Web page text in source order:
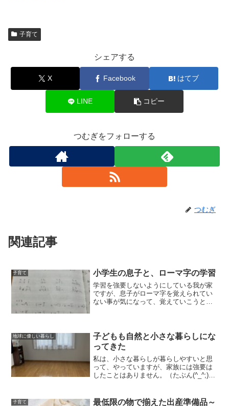
子育て
シェアする
X Facebook はてブ
LINE コピー
つむぎをフォローする
つむぎ
関連記事
子育て 小学生の息子と、ローマ字の学習
学習を強要しないようにしている我が家
ですが、息子がローマ字を覚えられてい
ない事が気になって、覚えていこうと誘
語も分からなくなって...
地球に優しい暮らし
子どもも自然と小さな暮らしにな
ってきた
私は、小さな暮らしが暮らしやすいと思
って、やっていますが、家族には強要は
したことはありません。（たぶん(^_^;)）
も、結婚して引っ越して来たとき、私は
子育て
最低限の物で揃えた出産準備品～